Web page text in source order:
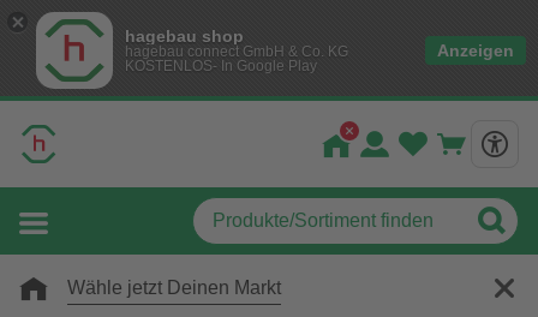
hagebau shop
hagebau connect GmbH & Co. KG
KOSTENLOS- In Google Play
Anzeigen
Wähle jetzt Deinen Markt